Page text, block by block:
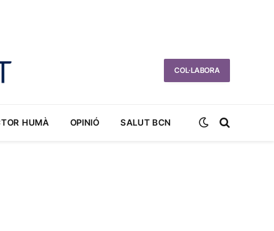
COL·LABORA
HUMÀ OPINIÓ SALUT BCN